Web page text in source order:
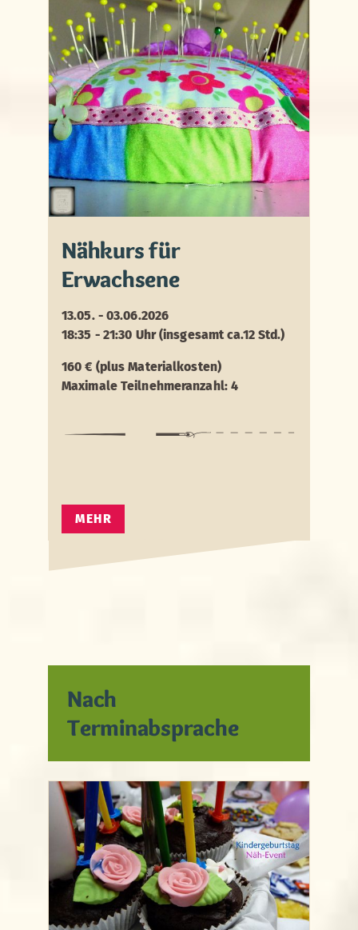
Nähkurs für
Erwachsene
13.05. - 03.06.2026
18:35 - 21:30 Uhr (insgesamt ca.12 Std.)
160 € (plus Materialkosten)
Maximale Teilnehmeranzahl: 4
MEHR
Nach
Terminabsprache